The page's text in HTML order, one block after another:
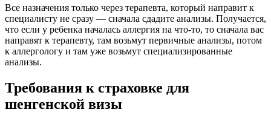
Все назначения только через терапевта, который направит к
специалисту не сразу — сначала сдадите анализы. Получается,
что если у ребенка началась аллергия на что-то, то сначала вас
направят к терапевту, там возьмут первичные анализы, потом
к аллергологу и там уже возьмут специализированные
анализы.
Требования к страховке для
шенгенской визы